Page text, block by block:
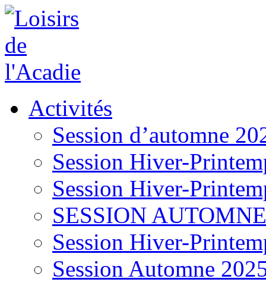
Activités
Session d’automne
Session Hiver-
Session Hiver-
SESSION
Session Hiver-
Session Automne